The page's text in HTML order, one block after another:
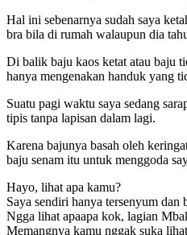
Hal ini sebenarnya sudah saya
bra bila di rumah walaupun dia
Di balik baju kaos ketat atau baju
hanya mengenakan handuk yang
Suatu pagi waktu saya sedang
tipis tanpa lapisan dalam lagi.
Karena bajunya basah oleh
baju senam itu untuk menggoda
Hayo, lihat apa kamu?
Saya sendiri hanya tersenyum dan
Ngga lihat apaapa kok, lagian
Memangnya kamu nggak suka